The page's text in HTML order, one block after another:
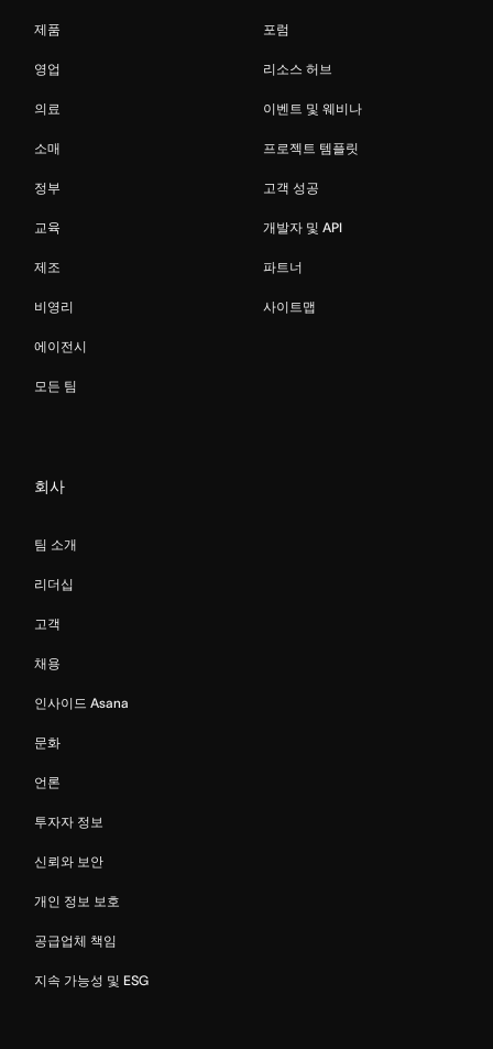
제품
영업
의료
소매
정부
교육
제조
비영리
에이전시
모든 팀
포럼
리소스 허브
이벤트 및 웨비나
프로젝트 템플릿
고객 성공
개발자 및 API
파트너
사이트맵
회사
팀 소개
리더십
고객
채용
인사이드 Asana
문화
언론
투자자 정보
신뢰와 보안
개인 정보 보호
공급업체 책임
지속 가능성 및 ESG